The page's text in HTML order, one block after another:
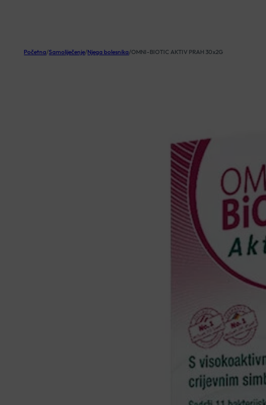
Početna/Samoliječenje/Njega bolesnika/OMNI-BIOTIC AKTIV PRAH 30x2G